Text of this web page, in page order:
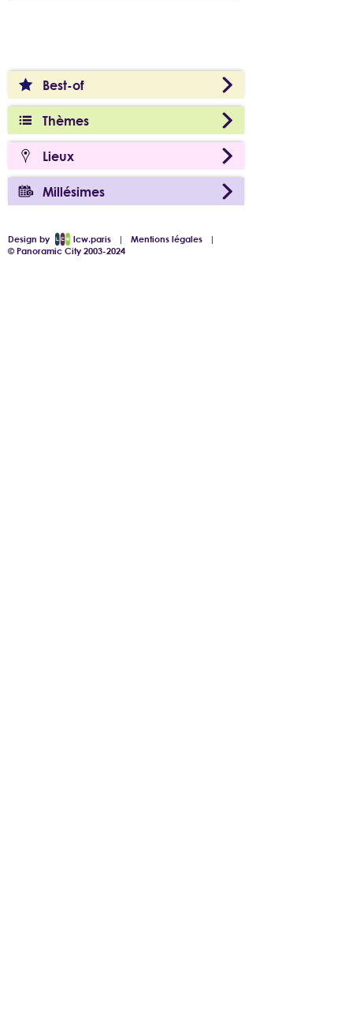
Best-of
Thèmes
Lieux
Millésimes
Design by lcw.paris |Mentions légales |
© Panoramic City 2003-2024